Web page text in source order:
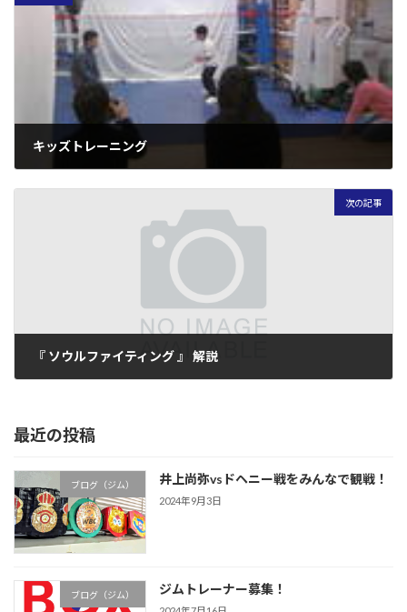
キッズトレーニング
次の記事
『 ソウルファイティング 』 解説
最近の投稿
ブログ（ジム） 井上尚弥vsドヘニー戦をみんなで観戦！
2024年9月3日
ブログ（ジム） ジムトレーナー募集！